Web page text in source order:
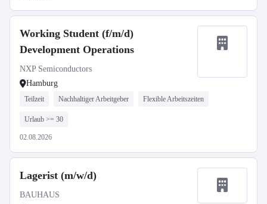
Working Student (f/m/d)
Development Operations
NXP Semiconductors
Hamburg
Teilzeit Nachhaltiger Arbeitgeber Flexible Arbeitszeiten
Urlaub >= 30
02.08.2026
Lagerist (m/w/d)
BAUHAUS